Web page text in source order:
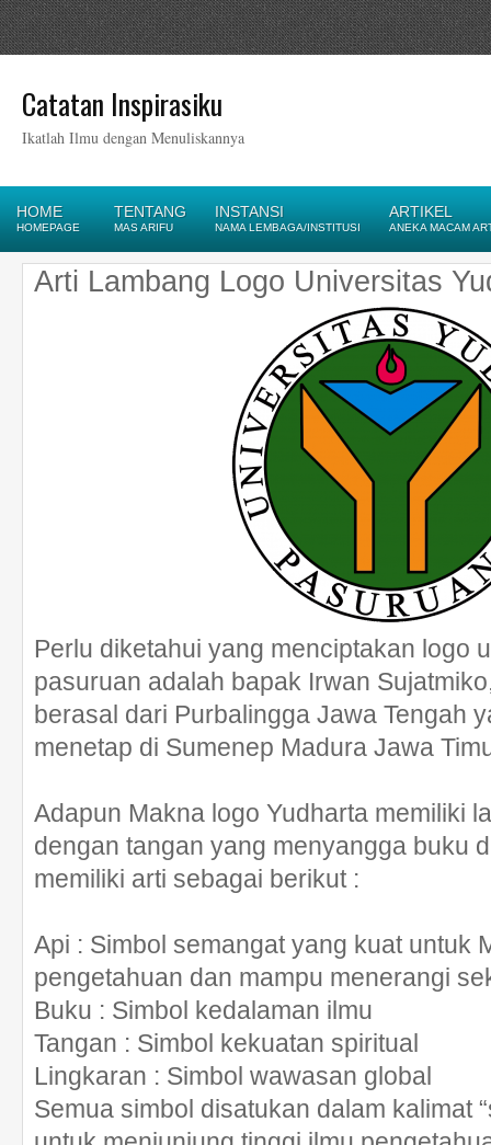
Catatan Inspirasiku
Ikatlah Ilmu dengan Menuliskannya
HOME
HOMEPAGE
TENTANG
MAS ARIFU
INSTANSI
NAMA LEMBAGA/INSTITUSI
ARTIKEL
ANEKA MACAM
Arti Lambang Logo Universitas
Perlu diketahui yang menciptakan logo
pasuruan adalah bapak Irwan
berasal dari Purbalingga Jawa Tengah
menetap di Sumenep Madura Jawa
Adapun Makna logo Yudharta memiliki
dengan tangan yang menyangga buku
memiliki arti sebagai berikut :
Api : Simbol semangat yang kuat untuk
pengetahuan dan mampu menerangi
Buku : Simbol kedalaman ilmu
Tangan : Simbol kekuatan spiritual
Lingkaran : Simbol wawasan global
Semua simbol disatukan dalam kalimat